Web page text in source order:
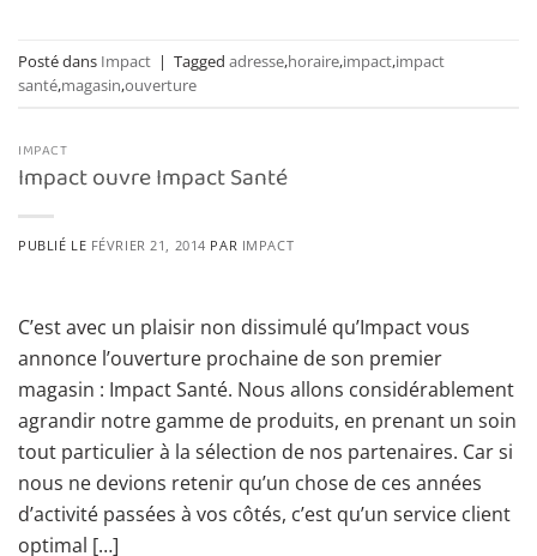
Posté dans Impact | Tagged adresse,horaire,impact,impact
santé,magasin,ouverture
IMPACT
Impact ouvre Impact Santé
PUBLIÉ LE FÉVRIER 21, 2014 PAR IMPACT
C’est avec un plaisir non dissimulé qu’Impact vous
annonce l’ouverture prochaine de son premier
magasin : Impact Santé. Nous allons considérablement
agrandir notre gamme de produits, en prenant un soin
tout particulier à la sélection de nos partenaires. Car si
nous ne devions retenir qu’un chose de ces années
d’activité passées à vos côtés, c’est qu’un service client
optimal […]